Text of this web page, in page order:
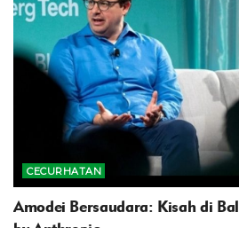
CECURHATAN
Amodei Bersaudara: Kisah di